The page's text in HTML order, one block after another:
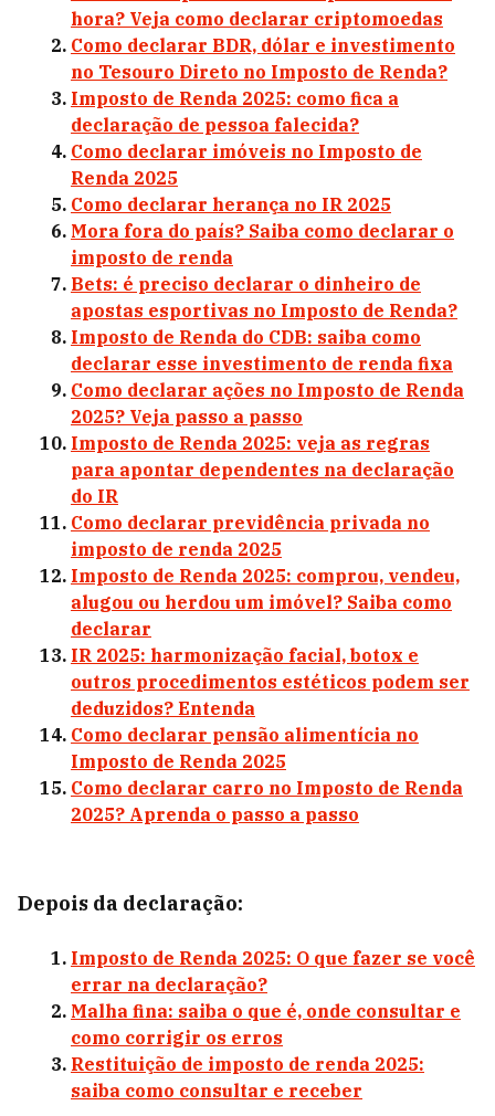
hora? Veja como declarar criptomoedas
Como declarar BDR, dólar e investimento
no Tesouro Direto no Imposto de Renda?
Imposto de Renda 2025: como fica a
declaração de pessoa falecida?
Como declarar imóveis no Imposto de
Renda 2025
Como declarar herança no IR 2025
Mora fora do país? Saiba como declarar o
imposto de renda
Bets: é preciso declarar o dinheiro de
apostas esportivas no Imposto de Renda?
Imposto de Renda do CDB: saiba como
declarar esse investimento de renda fixa
Como declarar ações no Imposto de Renda
2025? Veja passo a passo
Imposto de Renda 2025: veja as regras
para apontar dependentes na declaração
do IR
Como declarar previdência privada no
imposto de renda 2025
Imposto de Renda 2025: comprou, vendeu,
alugou ou herdou um imóvel? Saiba como
declarar
IR 2025: harmonização facial, botox e
outros procedimentos estéticos podem ser
deduzidos? Entenda
Como declarar pensão alimentícia no
Imposto de Renda 2025
Como declarar carro no Imposto de Renda
2025? Aprenda o passo a passo
Depois da declaração:
Imposto de Renda 2025: O que fazer se você
errar na declaração?
Malha fina: saiba o que é, onde consultar e
como corrigir os erros
Restituição de imposto de renda 2025:
saiba como consultar e receber